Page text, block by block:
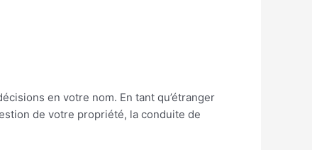
en votre nom. En tant qu’étranger
de votre propriété, la conduite de